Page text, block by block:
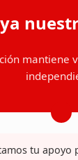
mantiene
tu apoyo